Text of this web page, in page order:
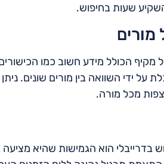
שעות בחיפוש.
מורים
מקיף הכולל מידע חשוב כמו
ידי השוואה בין מורים שונים.
מכל מורה.
הוא הגמישות שהיא מציעה